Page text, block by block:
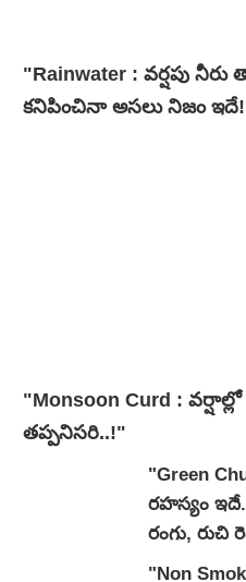
"Rainwater : వర్షపు
కనిపించినా అసలు నిజం
"Monsoon Curd :
తప్పనిసరి..!"
"Green
రహస్యం
రంగు,
"Non